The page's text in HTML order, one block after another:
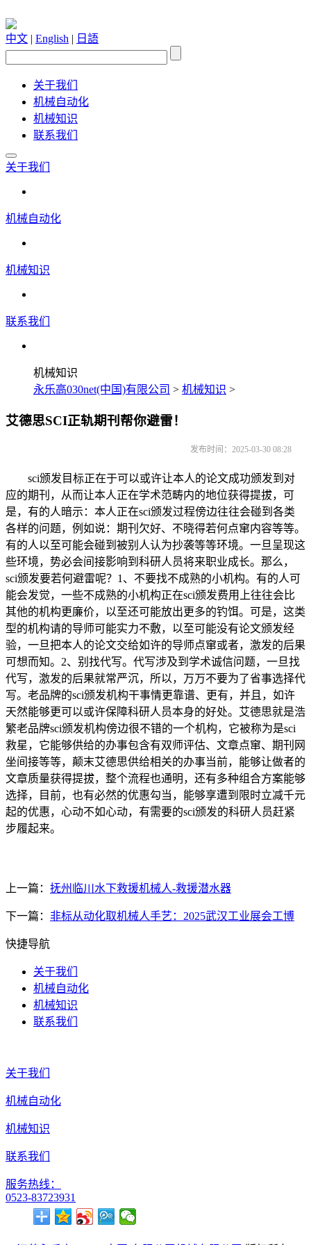
中文 | English | 日語
关于我们
机械自动化
机械知识
联系我们
关于我们
机械自动化
机械知识
联系我们
机械知识
永乐高030net(中国)有限公司 > 机械知识 >
艾德思SCI正轨期刊帮你避雷！
发布时间：2025-03-30 08:28
sci颁发目标正在于可以或许让本人的论文成功颁发到对
应的期刊，从而让本人正在学术范畴内的地位获得提拔，可
是，有的人暗示：本人正在sci颁发过程傍边往往会碰到各类
各样的问题，例如说：期刊欠好、不晓得若何点窜内容等等。
有的人以至可能会碰到被别人认为抄袭等等环境。一旦呈现这
些环境，势必会间接影响到科研人员将来职业成长。那么，
sci颁发要若何避雷呢？1、不要找不成熟的小机构。有的人可
能会发觉，一些不成熟的小机构正在sci颁发费用上往往会比
其他的机构更廉价，以至还可能放出更多的钓饵。可是，这类
型的机构请的导师可能实力不敷，以至可能没有论文颁发经
验，一旦把本人的论文交给如许的导师点窜或者，激发的后果
可想而知。2、别找代写。代写涉及到学术诚信问题，一旦找
代写，激发的后果就常严沉，所以，万万不要为了省事选择代
写。老品牌的sci颁发机构干事情更靠谱、更有，并且，如许
天然能够更可以或许保障科研人员本身的好处。艾德思就是浩
繁老品牌sci颁发机构傍边很不错的一个机构，它被称为是sci
救星，它能够供给的办事包含有双师评估、文章点窜、期刊网
坐间接等等，颠末艾德思供给相关的办事当前，能够让做者的
文章质量获得提拔，整个流程也通明，还有多种组合方案能够
选择，目前，也有必然的优惠勾当，能够享遭到限时立减千元
起的优惠，心动不如心动，有需要的sci颁发的科研人员赶紧
步履起来。
上一篇： 抚州临川水下救援机械人-救援潜水器
下一篇： 非标从动化取机械人手艺：2025武汉工业展会工博
快捷导航
关于我们
机械自动化
机械知识
联系我们
关于我们
机械自动化
机械知识
联系我们
服务热线：
0523-83723931